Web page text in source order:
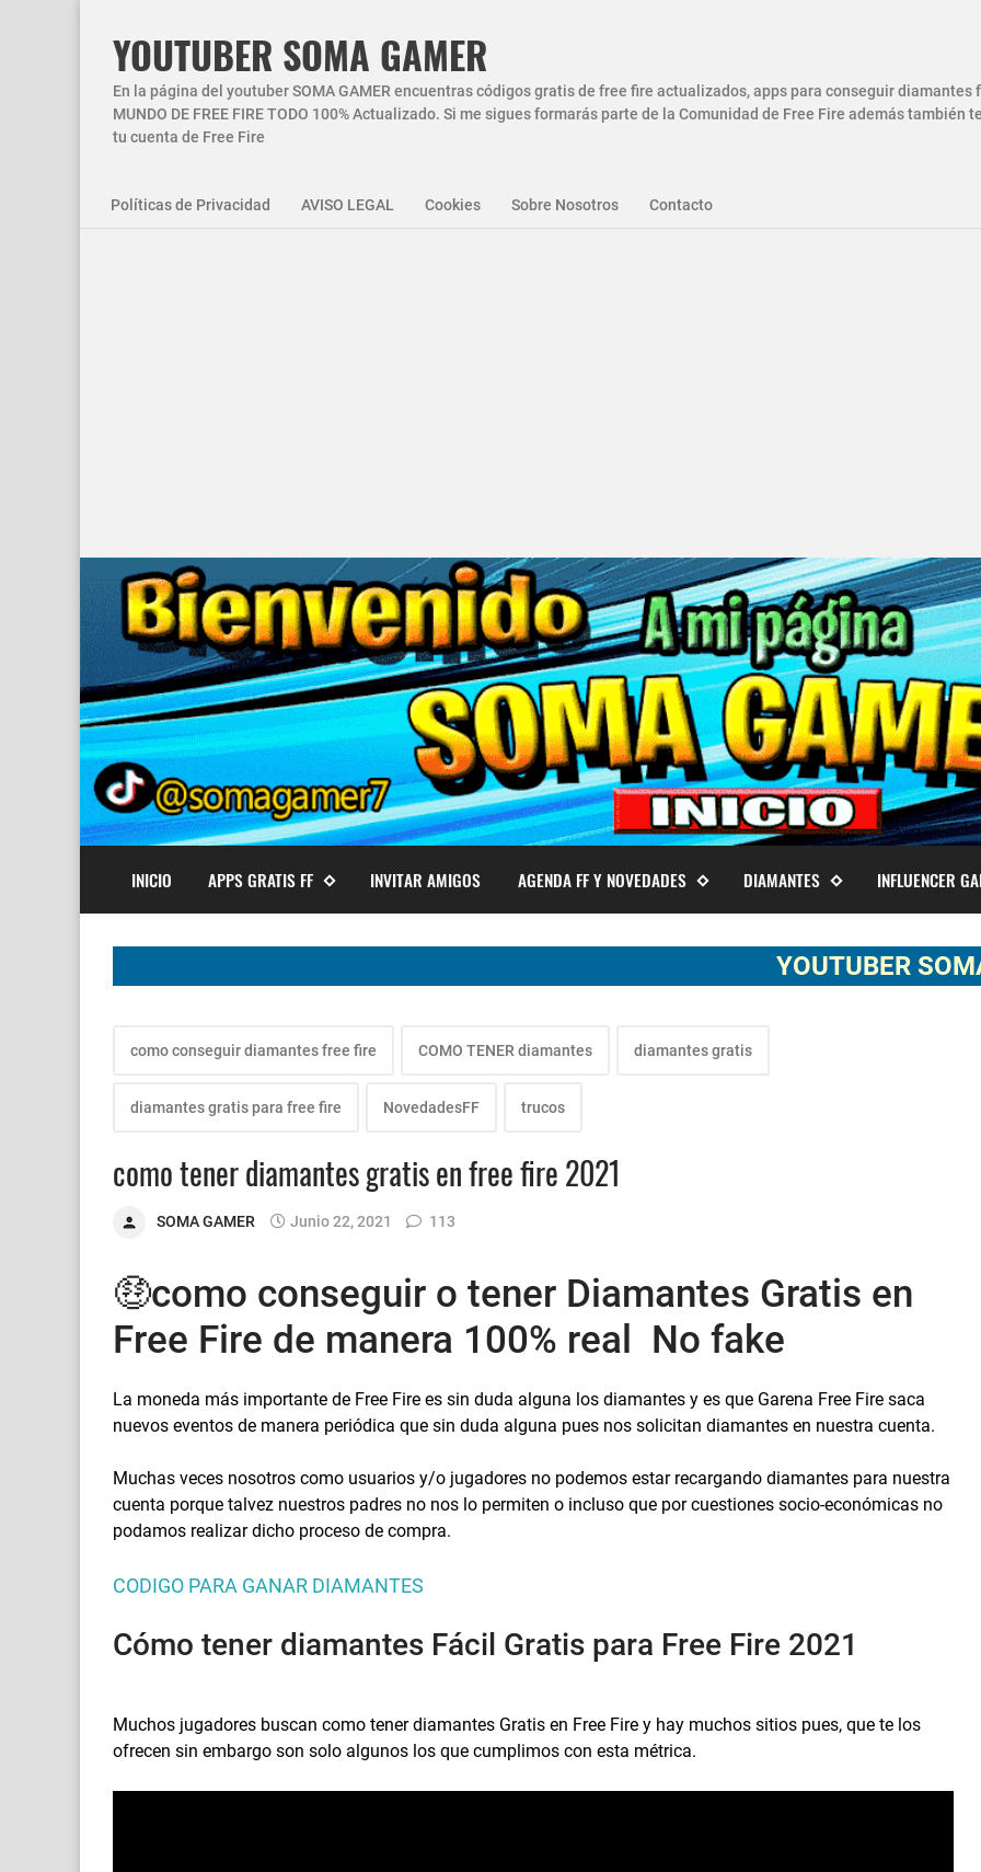
YOUTUBER SOMA GAMER
En la página del youtuber SOMA GAMER encuentras códigos gratis de free fire actualizados, apps para conseguir diamantes
MUNDO DE FREE FIRE TODO 100% Actualizado. Si me sigues formarás parte de la Comunidad de Free Fire además
tu cuenta de Free Fire
Políticas de Privacidad AVISO LEGAL Cookies Sobre Nosotros Contacto
INICIO APPS GRATIS FF INVITAR AMIGOS AGENDA FF Y NOVEDADES DIAMANTES INFLUENCER
YOUTUBER SOMA
como conseguir diamantes free fire COMO TENER diamantes diamantes gratis
diamantes gratis para free fire NovedadesFF trucos
como tener diamantes gratis en free fire 2021
SOMA GAMER Junio 22, 2021 113
🤑como conseguir o tener Diamantes Gratis en
Free Fire de manera 100% real No fake
La moneda más importante de Free Fire es sin duda alguna los diamantes y es que Garena Free Fire saca
nuevos eventos de manera periódica que sin duda alguna pues nos solicitan diamantes en nuestra cuenta.
Muchas veces nosotros como usuarios y/o jugadores no podemos estar recargando diamantes para nuestra
cuenta porque talvez nuestros padres no nos lo permiten o incluso que por cuestiones socio-económicas no
podamos realizar dicho proceso de compra.
CODIGO PARA GANAR DIAMANTES
Cómo tener diamantes Fácil Gratis para Free Fire 2021
Muchos jugadores buscan como tener diamantes Gratis en Free Fire y hay muchos sitios pues, que te los
ofrecen sin embargo son solo algunos los que cumplimos con esta métrica.